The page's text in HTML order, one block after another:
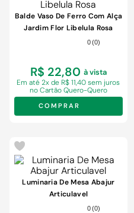
Balde Vaso De Ferro Com Alça
Jardim Flor Libelula Rosa
0 (0)
R$ 22,80 à vista
Ematé 2x de R$ 11,40 sem juros
no Cartão Quero-Quero
COMPRAR
Luminaria De Mesa Abajur
Articulavel
0 (0)